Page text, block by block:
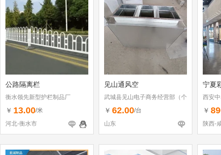
公路隔离栏
衡水领先新型护栏制品厂
￥ 13.00/米
河北-衡水市
见山通风空
武城县见山电子商务经营部（个
体工商户）
￥ 62.00/台
山东
宁夏
西安
￥
陕西-